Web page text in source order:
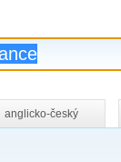
anglicko-český